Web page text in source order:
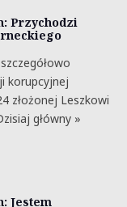
Przychodzi
korupcyjnej
złożonej Leszkowi
główny »
Jestem